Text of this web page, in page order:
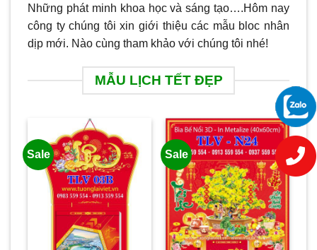
Những phát minh khoa học và sáng tạo….Hôm nay
công ty chúng tôi xin giới thiệu các mẫu bloc nhân
dịp mới. Nào cùng tham khảo với chúng tôi nhé!
MẪU LỊCH TẾT ĐẸP
Sale Sale